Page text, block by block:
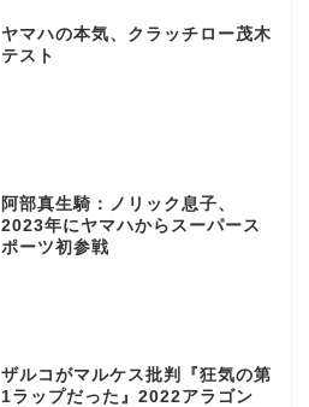
ヤマハの本気、クラッチロー茂木
テスト
阿部真生騎：ノリック息子、
2023年にヤマハからスーパース
ポーツ初参戦
ザルコがマルケス批判『狂気の第
1ラップだった』2022アラゴン